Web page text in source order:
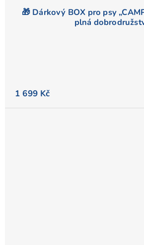
🎁 Dárkový BOX pro psy
plná
1 699 Kč